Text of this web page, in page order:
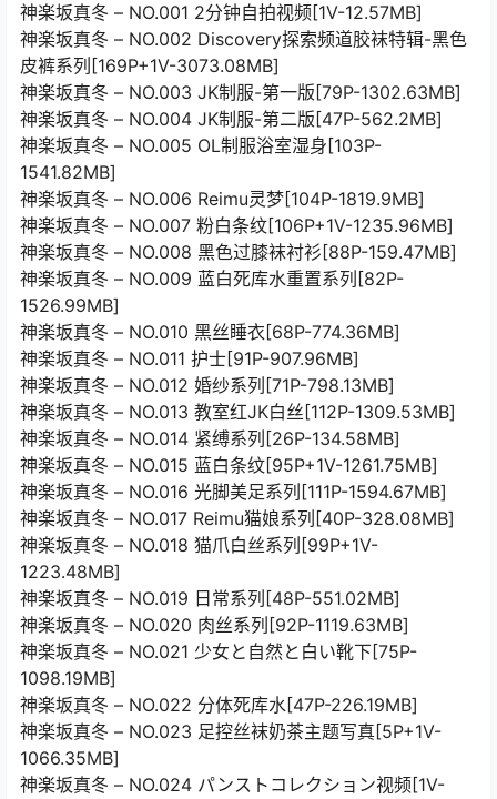
神楽坂真冬 – NO.001 2分钟自拍视频[1V-12.57MB]
神楽坂真冬 – NO.002 Discovery探索频道胶袜特辑-黑色
皮裤系列[169P+1V-3073.08MB]
神楽坂真冬 – NO.003 JK制服-第一版[79P-1302.63MB]
神楽坂真冬 – NO.004 JK制服-第二版[47P-562.2MB]
神楽坂真冬 – NO.005 OL制服浴室湿身[103P-
1541.82MB]
神楽坂真冬 – NO.006 Reimu灵梦[104P-1819.9MB]
神楽坂真冬 – NO.007 粉白条纹[106P+1V-1235.96MB]
神楽坂真冬 – NO.008 黑色过膝袜衬衫[88P-159.47MB]
神楽坂真冬 – NO.009 蓝白死库水重置系列[82P-
1526.99MB]
神楽坂真冬 – NO.010 黑丝睡衣[68P-774.36MB]
神楽坂真冬 – NO.011 护士[91P-907.96MB]
神楽坂真冬 – NO.012 婚纱系列[71P-798.13MB]
神楽坂真冬 – NO.013 教室红JK白丝[112P-1309.53MB]
神楽坂真冬 – NO.014 紧缚系列[26P-134.58MB]
神楽坂真冬 – NO.015 蓝白条纹[95P+1V-1261.75MB]
神楽坂真冬 – NO.016 光脚美足系列[111P-1594.67MB]
神楽坂真冬 – NO.017 Reimu猫娘系列[40P-328.08MB]
神楽坂真冬 – NO.018 猫爪白丝系列[99P+1V-
1223.48MB]
神楽坂真冬 – NO.019 日常系列[48P-551.02MB]
神楽坂真冬 – NO.020 肉丝系列[92P-1119.63MB]
神楽坂真冬 – NO.021 少女と自然と白い靴下[75P-
1098.19MB]
神楽坂真冬 – NO.022 分体死库水[47P-226.19MB]
神楽坂真冬 – NO.023 足控丝袜奶茶主题写真[5P+1V-
1066.35MB]
神楽坂真冬 – NO.024 パンストコレクション视频[1V-